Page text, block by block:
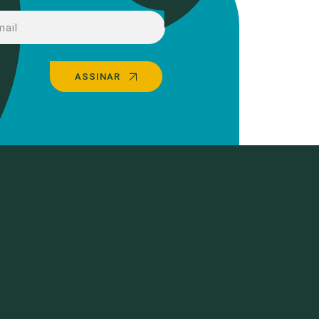
ASSINAR